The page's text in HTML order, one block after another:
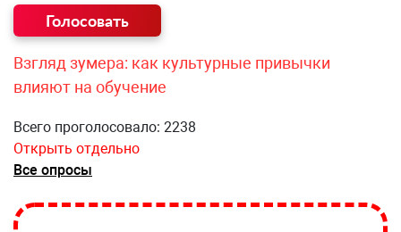
Взгляд зумера: как культурные привычки
влияют на обучение
Всего проголосовало: 2238
Открыть отдельно
Все опросы